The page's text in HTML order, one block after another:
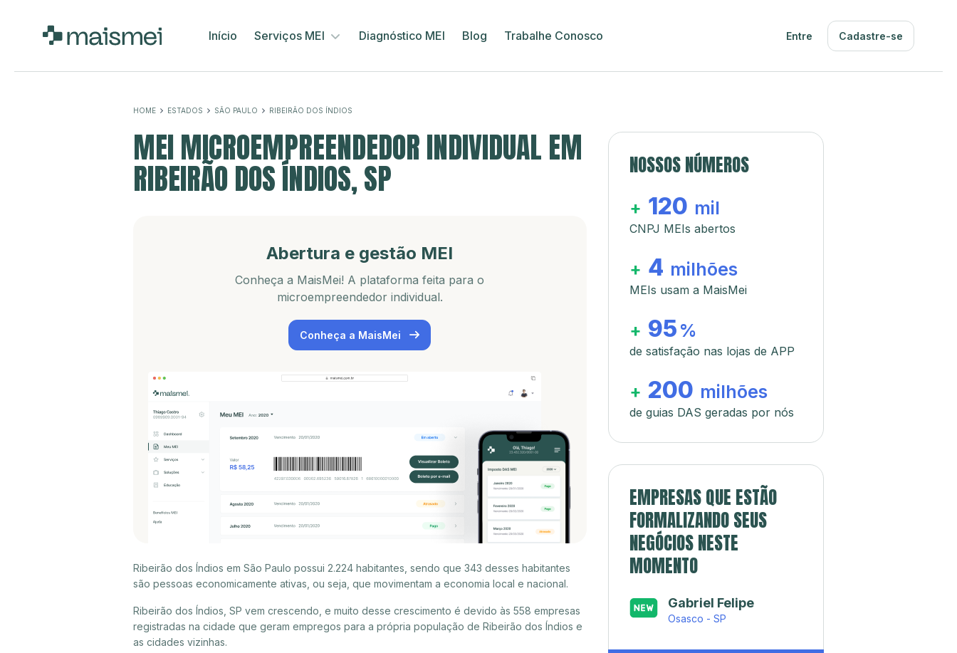
Início Serviços MEI Diagnóstico MEI Blog Trabalhe Conosco Entre Cadastre-se
HOME ESTADOS SÃO PAULO RIBEIRÃO DOS ÍNDIOS
MEI MICROEMPREENDEDOR INDIVIDUAL EM
RIBEIRÃO DOS ÍNDIOS, SP
Abertura e gestão MEI
Conheça a MaisMei! A plataforma feita para o
microempreendedor individual.
Conheça a MaisMei
Ribeirão dos Índios em São Paulo possui 2.224 habitantes, sendo que 343 desses habitantes
são pessoas economicamente ativas, ou seja, que movimentam a economia local e nacional.
Ribeirão dos Índios, SP vem crescendo, e muito desse crescimento é devido às 558 empresas
registradas na cidade que geram empregos para a própria população de Ribeirão dos Índios e
as cidades vizinhas.
NOSSOS NÚMEROS
+ 120 mil
CNPJ MEIs abertos
+ 4 milhões
MEIs usam a MaisMei
+ 95 %
de satisfação nas lojas de APP
+ 200 milhões
de guias DAS geradas por nós
EMPRESAS QUE ESTÃO
FORMALIZANDO SEUS
NEGÓCIOS NESTE
MOMENTO
Gabriel Felipe
Osasco - SP
Japa’s açaí e
sorveteria